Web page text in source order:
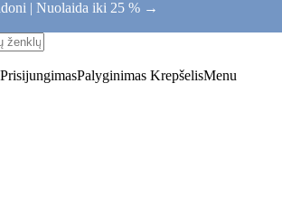
| Nuolaida iki 25 % →
PrisijungimasPalyginimas KrepšelisMenu